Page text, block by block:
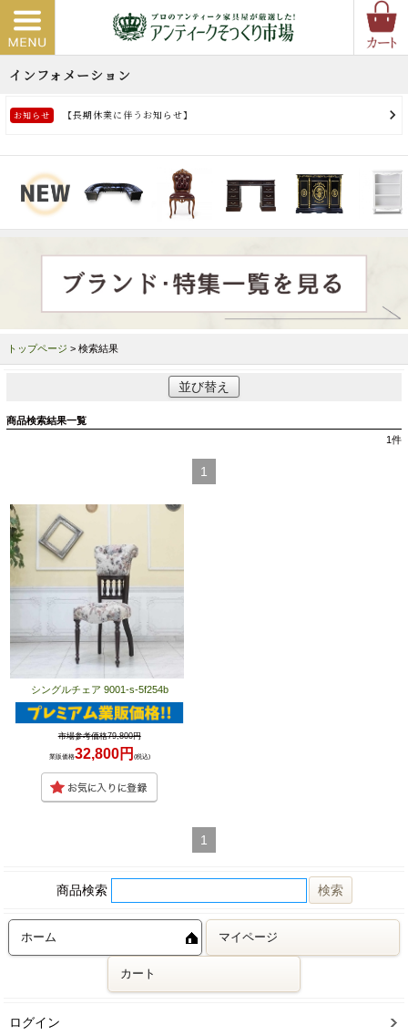
トップページ > 検索結果
並び替え
商品検索結果一覧
1件
1
シングルチェア 9001-s-5f254b
市場参考価格79,800円
業販価格32,800円 (税込)
1
商品検索
ホーム マイページ
カート
ログイン